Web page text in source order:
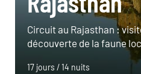
Circuit au Rajasthan :
découverte de la faune
17 jours / 14 nuits